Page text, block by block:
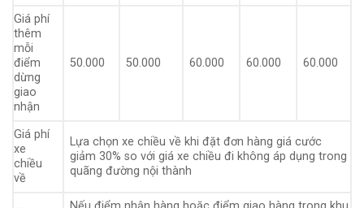
Giá phí
thêm
mỗi
điểm
dừng
giao
nhận
50.000 50.000 60.000 60.000 60.000
Giá phí
xe
chiều
về
Lựa chọn xe chiều về khi đặt đơn hàng giá cước
giảm 30% so với giá xe chiều đi không áp dụng trong
quãng đường nội thành